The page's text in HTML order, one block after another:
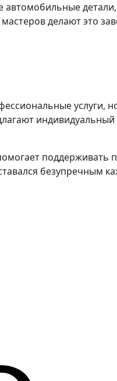
делают это
услуги,
поддерживать
безупречным